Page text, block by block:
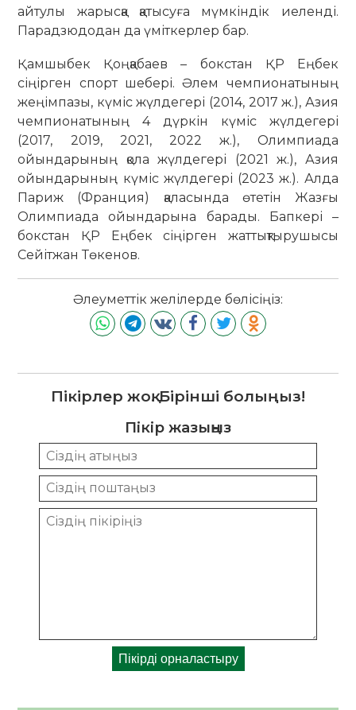
айтулы жарысқа қатысуға мүмкіндік иеленді.
Парадзюдодан да үміткерлер бар.
Қамшыбек Қоңқабаев – бокстан ҚР Еңбек
сіңірген спорт шебері. Әлем чемпионатының
жеңімпазы, күміс жүлдегері (2014, 2017 ж.), Азия
чемпионатының 4 дүркін күміс жүлдегері
(2017, 2019, 2021, 2022 ж.), Олимпиада
ойындарының қола жүлдегері (2021 ж.), Азия
ойындарының күміс жүлдегері (2023 ж.). Алда
Париж (Франция) қаласында өтетін Жазғы
Олимпиада ойындарына барады. Бапкері –
бокстан ҚР Еңбек сіңірген жаттықтырушысы
Сейітжан Төкенов.
Әлеуметтік желілерде бөлісіңіз:
Пікірлер жоқ. Бірінші болыңыз!
Пікір жазыңыз